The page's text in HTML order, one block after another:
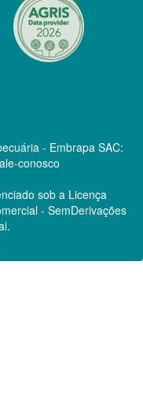
- Embrapa SAC:
conosco
sob a Licença
- SemDerivações